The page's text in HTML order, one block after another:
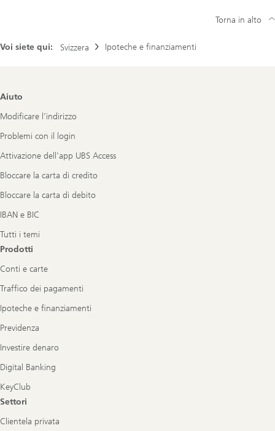
Voi siete qui: Svizzera Ipoteche e finanziamenti
Torna in alto
Footer
Aiuto
Modificare l’indirizzo
Problemi con il login
Attivazione dell'app UBS Access
Bloccare la carta di credito
Bloccare la carta di debito
IBAN e BIC
Tutti i temi
Prodotti
Conti e carte
Traffico dei pagamenti
Ipoteche e finanziamenti
Previdenza
Investire denaro
Digital Banking
KeyClub
Settori
Clientela privata